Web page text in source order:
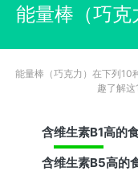
能量棒（巧
能量棒（巧克力）在下列10
趣了解这
含维生素B1高的
含维生素B5高的